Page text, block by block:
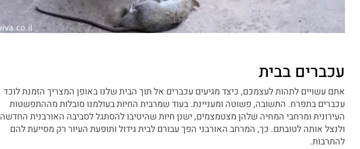
עכברים בבית
אתם עשויים לתהות לעצמכם, כיצד מגיעים עכברים אל תוך הבית שלנו באופן המצריך הזמנת לוכד
עכברים בתפרח. התשובה, פשוטה ומעניינת. בעוד שמרבית החיות בעולמנו סובלות מההתפשטות
העירונית ומרחבי המחיה שלהן מצטמצמים, ישנן חיות שהיטיבו להסתגל לסביבה האורבנית החדשה
ולנצל אותה לטובתם. כך, המרחב האורבני הפך עבורם לבית גידול ותופעת העיור רק מסייעת להם
להתרבות.